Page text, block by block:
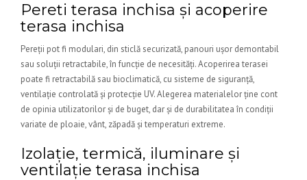
Pereti terasa inchisa și acoperire
terasa inchisa
Pereții pot fi modulari, din sticlă securizată, panouri ușor demontabil
sau soluții retractabile, în funcție de necesități. Acoperirea terasei
poate fi retractabilă sau bioclimatică, cu sisteme de siguranță,
ventilație controlată și protecție UV. Alegerea materialelor ține cont
de opinia utilizatorilor și de buget, dar și de durabilitatea în condiții
variate de ploaie, vânt, zăpadă și temperaturi extreme.
Izolație, termică, iluminare și
ventilație terasa inchisa